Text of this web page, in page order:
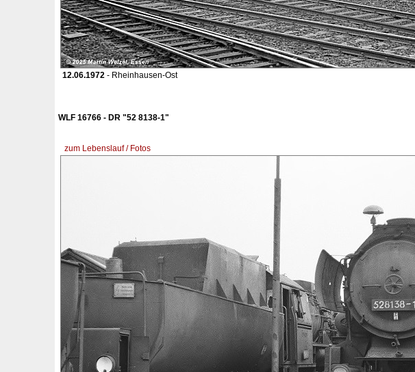
12.06.1972- Rheinhausen-Ost
WLF 16766 - DR "52 8138-1"
zum Lebenslauf / Fotos